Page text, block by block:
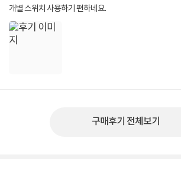
개별 스위치 사용하기 편하네요.
구매후기 전체보기